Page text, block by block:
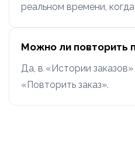
реальном времени,
Можно ли повторить
Да, в «Истории заказов»
«Повторить заказ».